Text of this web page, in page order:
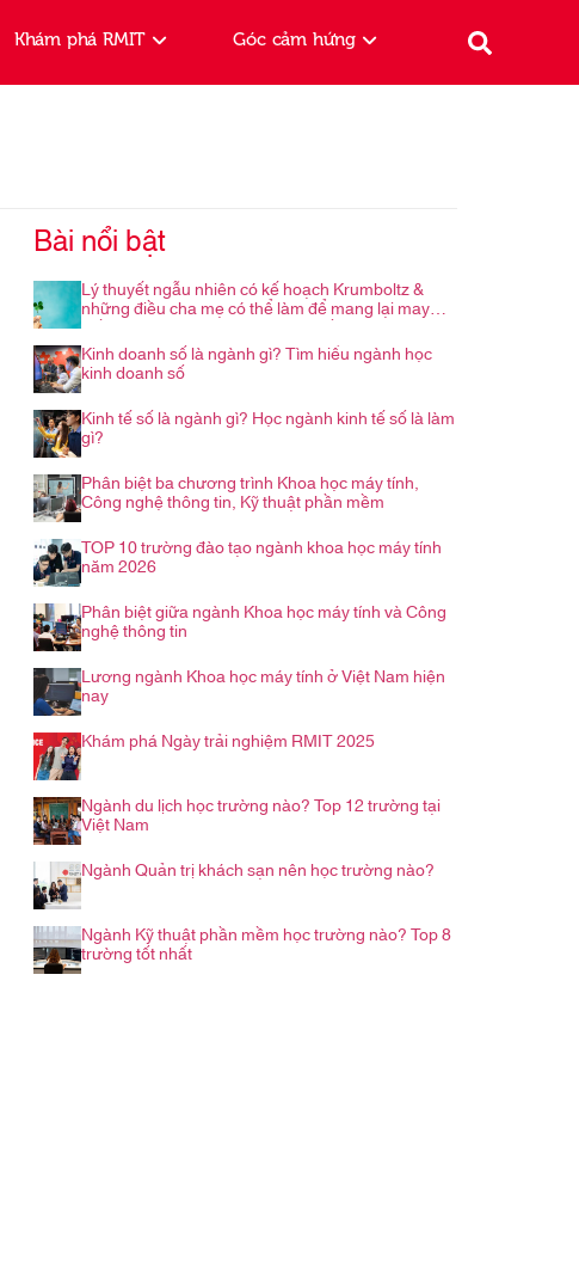
Khám phá RMIT Góc cảm hứng
Bài nổi bật
Lý thuyết ngẫu nhiên có kế hoạch Krumboltz &
những điều cha mẹ có thể làm để mang lại may
mắn cho con trong hành trình nghề nghiệp
Kinh doanh số là ngành gì? Tìm hiểu ngành học
kinh doanh số
Kinh tế số là ngành gì? Học ngành kinh tế số là làm
gì?
Phân biệt ba chương trình Khoa học máy tính,
Công nghệ thông tin, Kỹ thuật phần mềm
TOP 10 trường đào tạo ngành khoa học máy tính
năm 2026
Phân biệt giữa ngành Khoa học máy tính và Công
nghệ thông tin
Lương ngành Khoa học máy tính ở Việt Nam hiện
nay
Khám phá Ngày trải nghiệm RMIT 2025
Ngành du lịch học trường nào? Top 12 trường tại
Việt Nam
Ngành Quản trị khách sạn nên học trường nào?
Ngành Kỹ thuật phần mềm học trường nào? Top 8
trường tốt nhất